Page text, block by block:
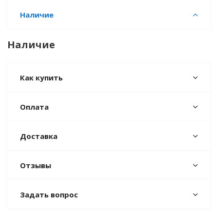
Наличие
Наличие
Как купить
Оплата
Доставка
Отзывы
Задать вопрос